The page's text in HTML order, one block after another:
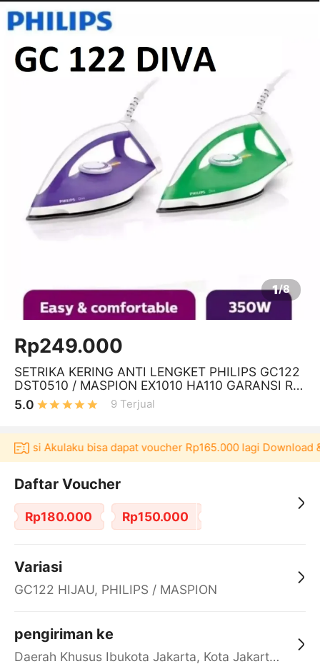
1/8
Rp249.000
SETRIKA KERING ANTI LENGKET PHILIPS GC122
DST0510 / MASPION EX1010 HA110 GARANSI RE
SMI PHILIP GC 122 DIVA PILIP DST 0510
5.0 9 Terjual
Akulaku bisa dapat voucher Rp165.000 lagi Download &
Daftar Voucher
Rp180.000 Rp150.000
Variasi
GC122 HIJAU, PHILIPS / MASPION
pengiriman ke
Daerah Khusus Ibukota Jakarta, Kota Jakarta Barat, Cengkareng, yy